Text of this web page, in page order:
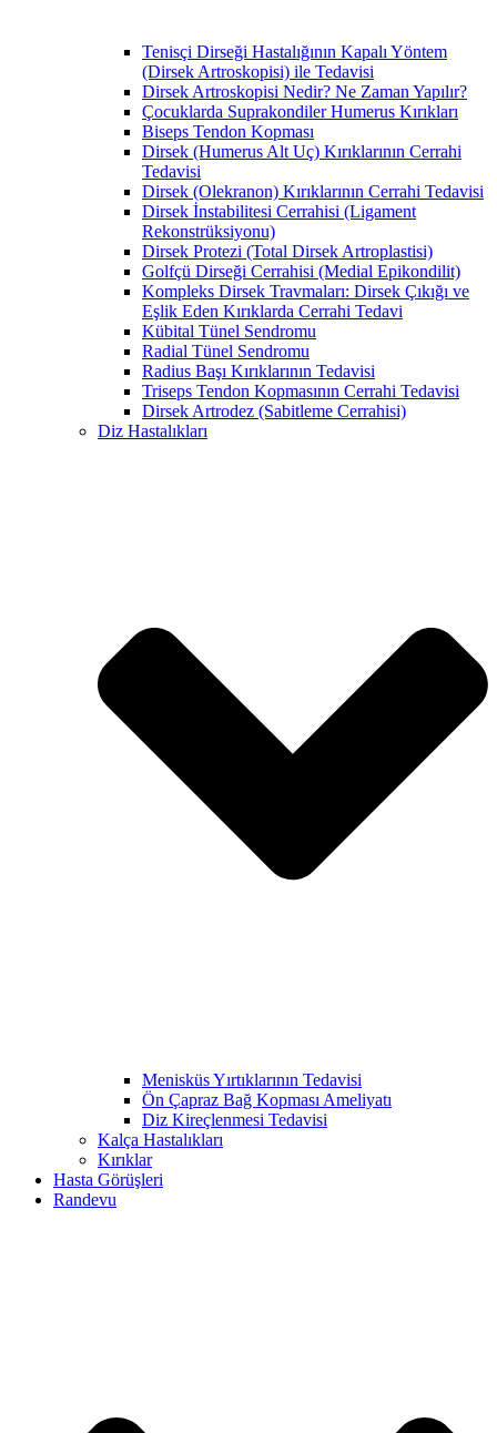
Tenisçi Dirseği Hastalığının Kapalı Yöntem
(Dirsek Artroskopisi) ile Tedavisi
Dirsek Artroskopisi Nedir? Ne Zaman Yapılır?
Çocuklarda Suprakondiler Humerus Kırıkları
Biseps Tendon Kopması
Dirsek (Humerus Alt Uç) Kırıklarının Cerrahi
Tedavisi
Dirsek (Olekranon) Kırıklarının Cerrahi Tedavisi
Dirsek İnstabilitesi Cerrahisi (Ligament
Rekonstrüksiyonu)
Dirsek Protezi (Total Dirsek Artroplastisi)
Golfçü Dirseği Cerrahisi (Medial Epikondilit)
Kompleks Dirsek Travmaları: Dirsek Çıkığı ve
Eşlik Eden Kırıklarda Cerrahi Tedavi
Kübital Tünel Sendromu
Radial Tünel Sendromu
Radius Başı Kırıklarının Tedavisi
Triseps Tendon Kopmasının Cerrahi Tedavisi
Dirsek Artrodez (Sabitleme Cerrahisi)
Diz Hastalıkları
Menisküs Yırtıklarının Tedavisi
Ön Çapraz Bağ Kopması Ameliyatı
Diz Kireçlenmesi Tedavisi
Kalça Hastalıkları
Kırıklar
Hasta Görüşleri
Randevu